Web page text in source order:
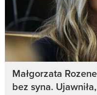
Małgorzata
bez syna.